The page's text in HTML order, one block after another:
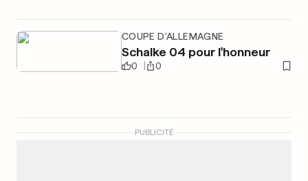
COUPE D'ALLEMAGNE
Schalke 04 pour l'honneur
0 0
PUBLICITÉ